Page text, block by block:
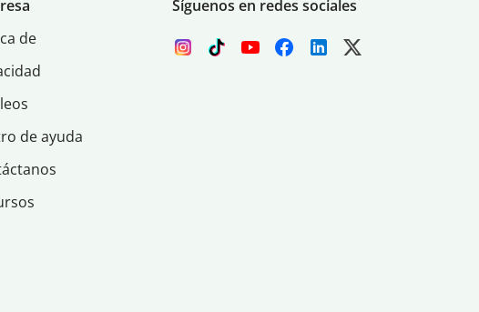
de
de ayuda
Síguenos en redes sociales